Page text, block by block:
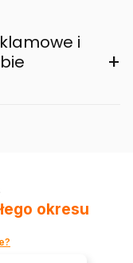
i
+
okresu